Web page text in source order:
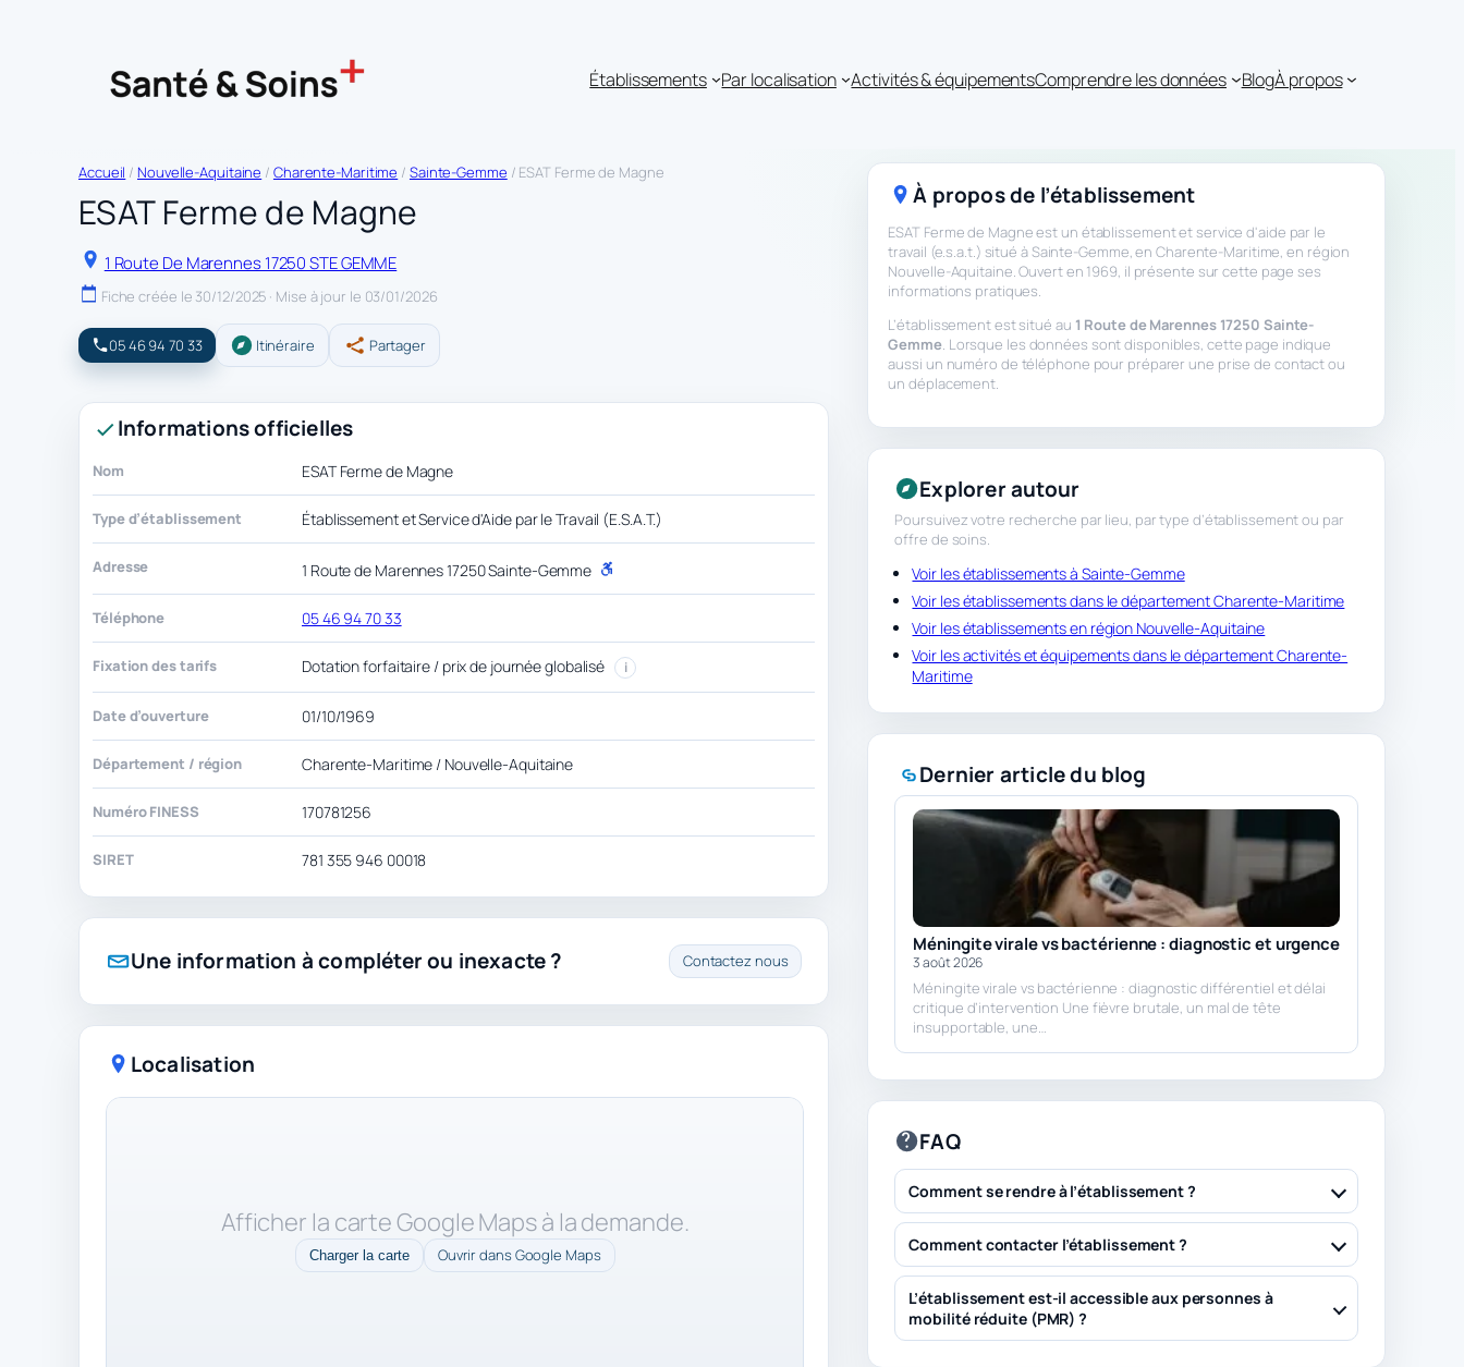
Établissements Par localisation Activités & équipementsComprendre les données BlogÀ propos
Accueil /Nouvelle-Aquitaine / Charente-Maritime / Sainte-Gemme / ESAT Ferme de Magne
ESAT Ferme de Magne
1 Route De Marennes 17250 STE GEMME
Fiche créée le 30/12/2025 · Mise à jour le 03/01/2026
05 46 94 70 33 Itinéraire Partager
Informations officielles
Nom ESAT Ferme de Magne
Type d’établissement Établissement et Service d'Aide par le Travail (E.S.A.T.)
Adresse 1 Route de Marennes 17250 Sainte-Gemme
P
M
Téléphone 05 46 94 70 33
Fixation des tarifs Dotation forfaitaire / prix de journée globalisé i
Date d’ouverture 01/10/1969
Département / région Charente-Maritime / Nouvelle-Aquitaine
Numéro FINESS 170781256
SIRET 781 355 946 00018
Une information à compléter ou inexacte ? Contactez nous
Localisation
Afficher la carte Google Maps à la demande.
Charger la carte Ouvrir dans Google Maps
À propos de l’établissement
ESAT Ferme de Magne est un établissement et service d'aide par le
travail (e.s.a.t.) situé à Sainte-Gemme, en Charente-Maritime, en région
Nouvelle-Aquitaine. Ouvert en 1969, il présente sur cette page ses
informations pratiques.
L’établissement est situé au 1 Route de Marennes 17250 Sainte-
Gemme. Lorsque les données sont disponibles, cette page indique
aussi un numéro de téléphone pour préparer une prise de contact ou
un déplacement.
Explorer autour
Poursuivez votre recherche par lieu, par type d’établissement ou par
offre de soins.
Voir les établissements à Sainte-Gemme
Voir les établissements dans le département Charente-Maritime
Voir les établissements en région Nouvelle-Aquitaine
Voir les activités et équipements dans le département Charente-
Maritime
Dernier article du blog
Méningite virale vs bactérienne : diagnostic et urgence
3 août 2026
Méningite virale vs bactérienne : diagnostic différentiel et délai
critique d’intervention Une fièvre brutale, un mal de tête
insupportable, une…
FAQ
Comment se rendre à l’établissement ?
Comment contacter l’établissement ?
L’établissement est-il accessible aux personnes à
mobilité réduite (PMR) ?